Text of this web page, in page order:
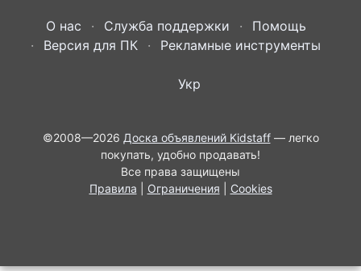
О нас Служба поддержки
Помощь
Версия для ПК
Рекламные инструменты
Укр
©2008—2026 Доска объявлений Kidstaff— легко
покупать, удобно продавать!
Все права защищены
Правила
Ограничения Cookies